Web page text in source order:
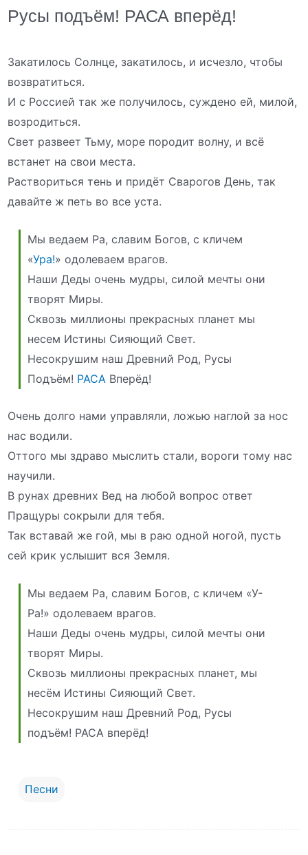
Русы подъём! РАСА вперёд!
Закатилось Солнце, закатилось, и исчезло, чтобы
возвратиться.
И с Россией так же получилось, суждено ей, милой,
возродиться.
Свет развеет Тьму, море породит волну, и всё
встанет на свои места.
Раствориться тень и придёт Сварогов День, так
давайте ж петь во все уста.
Мы ведаем Ра, славим Богов, с кличем
«Ура!» одолеваем врагов.
Наши Деды очень мудры, силой мечты они
творят Миры.
Сквозь миллионы прекрасных планет мы
несем Истины Сияющий Свет.
Несокрушим наш Древний Род, Русы
Подъём! РАСА Вперёд!
Очень долго нами управляли, ложью наглой за нос
нас водили.
Оттого мы здраво мыслить стали, вороги тому нас
научили.
В рунах древних Вед на любой вопрос ответ
Пращуры сокрыли для тебя.
Так вставай же гой, мы в раю одной ногой, пусть
сей крик услышит вся Земля.
Мы ведаем Ра, славим Богов, с кличем «У-
Ра!» одолеваем врагов.
Наши Деды очень мудры, силой мечты они
творят Миры.
Сквозь миллионы прекрасных планет, мы
несём Истины Сияющий Свет.
Несокрушим наш Древний Род, Русы
подъём! РАСА вперёд!
Песни